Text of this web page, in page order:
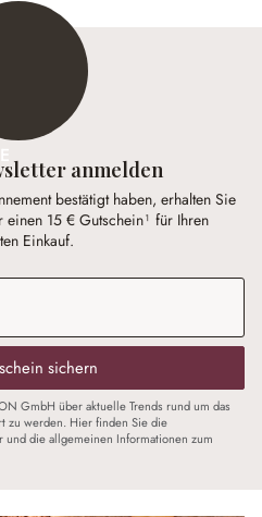
anmelden
bestätigt haben, erhalten Sie
einen 15 € Gutschein¹ für Ihren
Einkauf.
sichern
GmbH über aktuelle Trends rund um das
zu werden. Hier finden Sie die
die allgemeinen Informationen zum